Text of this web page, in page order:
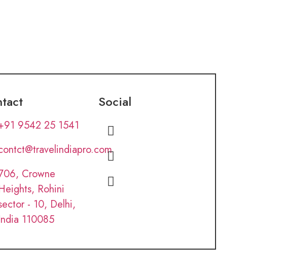
9542 25 1541
Crowne
Rohini
- 10, Delhi,
110085
Social